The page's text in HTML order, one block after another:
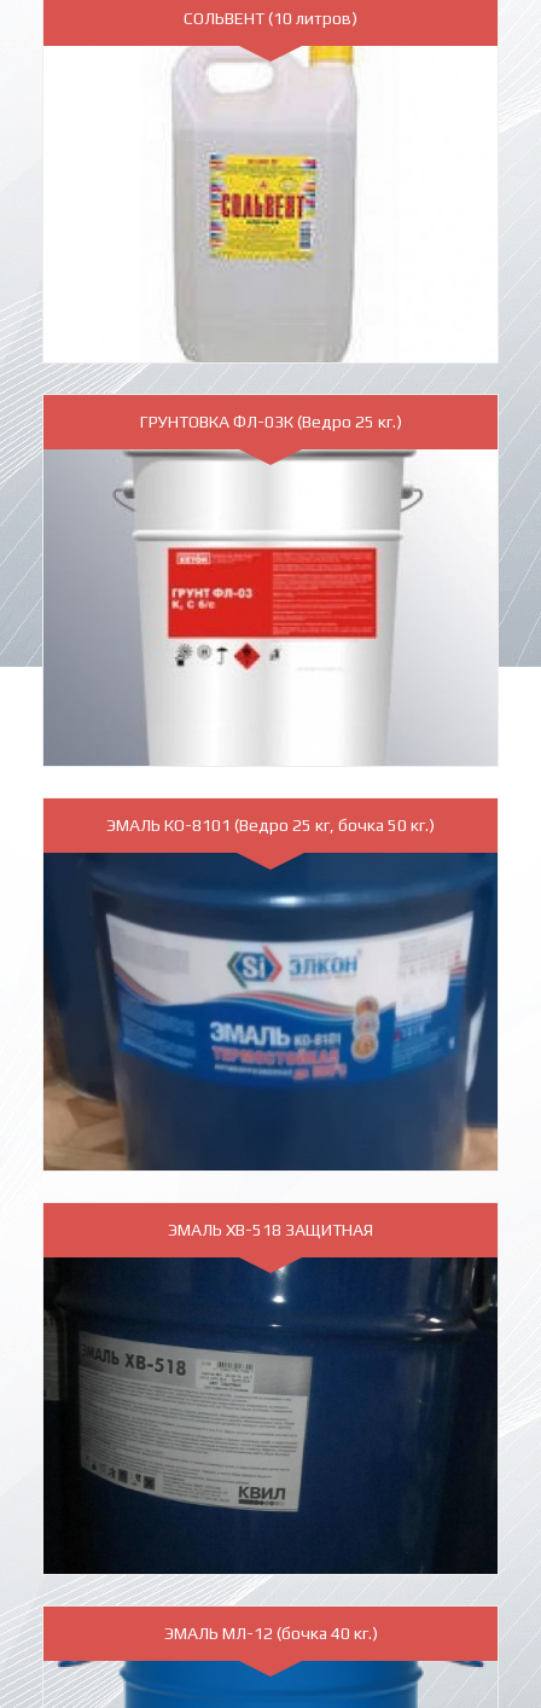
СОЛЬВЕНТ (10 литров)
ГРУНТОВКА ФЛ-03К (Ведро 25 кг.)
ЭМАЛЬ КО-8101 (Ведро 25 кг, бочка 50 кг.)
ЭМАЛЬ ХВ-518 ЗАЩИТНАЯ
ЭМАЛЬ МЛ-12 (бочка 40 кг.)